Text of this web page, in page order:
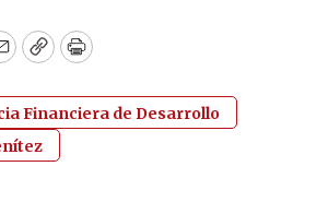
CopyPrint
Financiera de Desarrollo